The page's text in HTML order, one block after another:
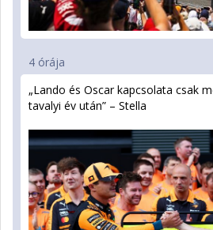
4 órája
„Lando és Oscar kapcsolata csak
tavalyi év után” – Stella